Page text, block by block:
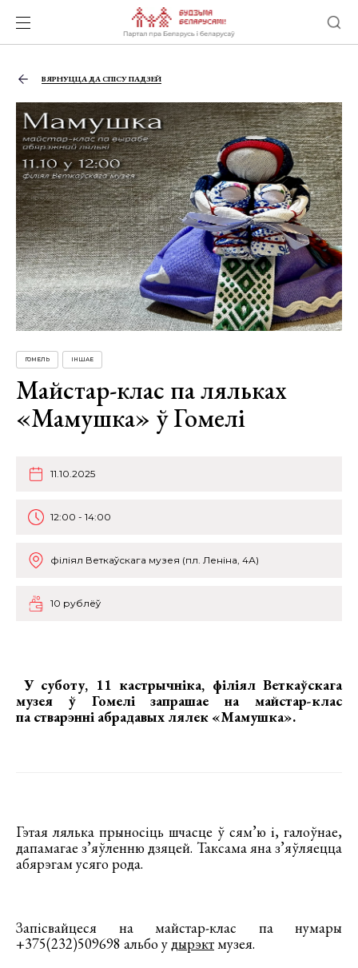
ВЯРНУЦЦА ДА СПІСУ ПАДЗЕЙ
ГОМЕЛЬ ІНШАЕ
Майстар-клас па ляльках
«Мамушка» ў Гомелі
11.10.2025
12:00 - 14:00
філіял Веткаўскага музея (пл. Леніна, 4А)
10 рублёў
У суботу, 11 кастрычніка, філіял Веткаўскага
музея ў Гомелі запрашае на майстар-клас
па стварэнні абрадавых лялек «Мамушка».
Гэтая лялька прыносіць шчасце ў сям’ю і, галоўнае,
дапамагае з’яўленню дзяцей. Таксама яна з’яўляецца
абярэгам усяго рода.
Запісвайцеся на майстар-клас па нумары
+375(232)509698 альбо у дырэкт музея.